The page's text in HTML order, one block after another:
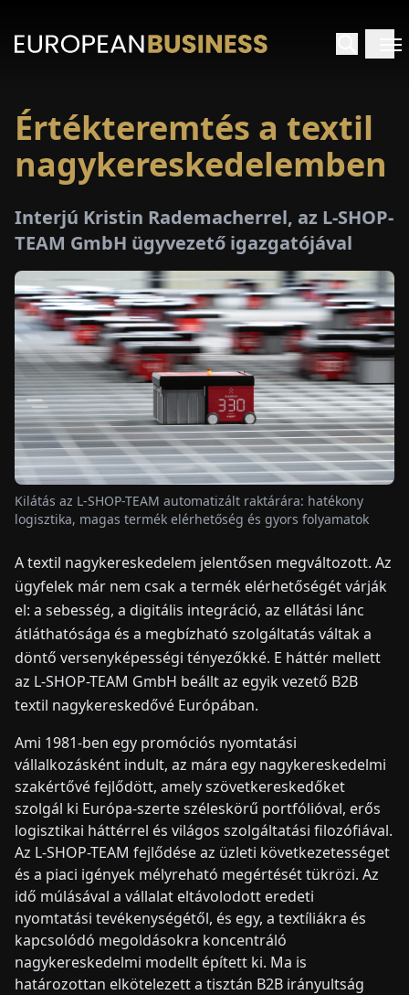
E-
PAPÍR
HÍREK
ENDEFRESITNL PLHU
KAPCSOLAT
Értékteremtés a textil
nagykereskedelemben
Interjú Kristin Rademacherrel, az L-SHOP-
TEAM GmbH ügyvezető igazgatójával
Kilátás az L-SHOP-TEAM automatizált raktárára: hatékony
logisztika, magas termék elérhetőség és gyors folyamatok
A textil nagykereskedelem jelentősen megváltozott. Az
ügyfelek már nem csak a termék elérhetőségét várják
el: a sebesség, a digitális integráció, az ellátási lánc
átláthatósága és a megbízható szolgáltatás váltak a
döntő versenyképességi tényezőkké. E háttér mellett
az L-SHOP-TEAM GmbH beállt az egyik vezető B2B
textil nagykereskedővé Európában.
Ami 1981-ben egy promóciós nyomtatási
vállalkozásként indult, az mára egy nagykereskedelmi
szakértővé fejlődött, amely szövetkereskedőket
szolgál ki Európa-szerte széleskörű portfólióval, erős
logisztikai háttérrel és világos szolgáltatási filozófiával.
Az L-SHOP-TEAM fejlődése az üzleti következetességet
és a piaci igények mélyreható megértését tükrözi. Az
idő múlásával a vállalat eltávolodott eredeti
nyomtatási tevékenységétől, és egy, a textíliákra és
kapcsolódó megoldásokra koncentráló
nagykereskedelmi modellt épített ki. Ma is
határozottan elkötelezett a tisztán B2B irányultság